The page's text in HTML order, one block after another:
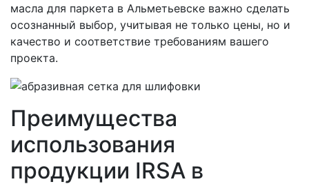
масла для паркета в Альметьевске важно сделать
осознанный выбор, учитывая не только цены, но и
качество и соответствие требованиям вашего
проекта.
Преимущества
использования
продукции IRSA в